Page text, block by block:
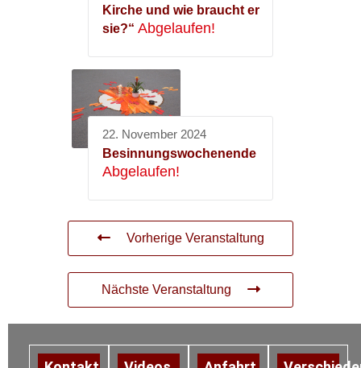
Kirche und wie braucht er
sie?“ Abgelaufen!
22. November 2024
Besinnungswochenende
Abgelaufen!
Vorherige Veranstaltung
Nächste Veranstaltung